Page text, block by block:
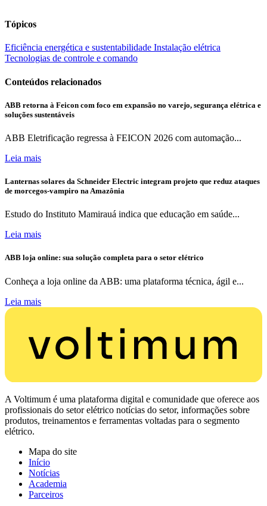
Tópicos
Eficiência energética e sustentabilidade Instalação elétrica
Tecnologias de controle e comando
Conteúdos relacionados
ABB retorna à Feicon com foco em expansão no varejo, segurança elétrica e
soluções sustentáveis
ABB Eletrificação regressa à FEICON 2026 com automação...
Leia mais
Lanternas solares da Schneider Electric integram projeto que reduz ataques
de morcegos-vampiro na Amazônia
Estudo do Instituto Mamirauá indica que educação em saúde...
Leia mais
ABB loja online: sua solução completa para o setor elétrico
Conheça a loja online da ABB: uma plataforma técnica, ágil e...
Leia mais
A Voltimum é uma plataforma digital e comunidade que oferece aos
profissionais do setor elétrico notícias do setor, informações sobre
produtos, treinamentos e ferramentas voltadas para o segmento
elétrico.
Mapa do site
Início
Notícias
Academia
Parceiros